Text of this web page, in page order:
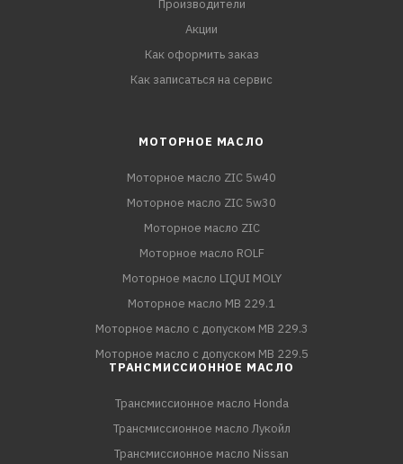
Производители
Акции
Как оформить заказ
Как записаться на сервис
МОТОРНОЕ МАСЛО
Моторное масло ZIC 5w40
Моторное масло ZIC 5w30
Моторное масло ZIC
Моторное масло ROLF
Моторное масло LIQUI MOLY
Моторное масло MB 229.1
Моторное масло с допуском MB 229.3
Моторное масло с допуском MB 229.5
ТРАНСМИССИОННОЕ МАСЛО
Трансмиссионное масло Honda
Трансмиссионное масло Лукойл
Трансмиссионное масло Nissan